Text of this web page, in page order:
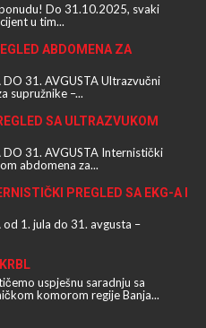
Do 31.10.2025, svaki
u tim...
ABDOMENA ZA
DO 31. AVGUSTA Ultrazvučni
supružnike –...
SA ULTRAZVUKOM
DO 31. AVGUSTA Internistički
abdomena za...
PREGLED SA EKG-A I
od 1. jula do 31. avgusta –
uspješnu saradnju sa
komorom regije Banja...